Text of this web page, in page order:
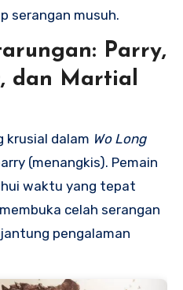
serangan musuh.
Parry,
dan Martial
krusial dalam Wo Long
(menangkis). Pemain
waktu yang tepat
celah serangan
pengalaman